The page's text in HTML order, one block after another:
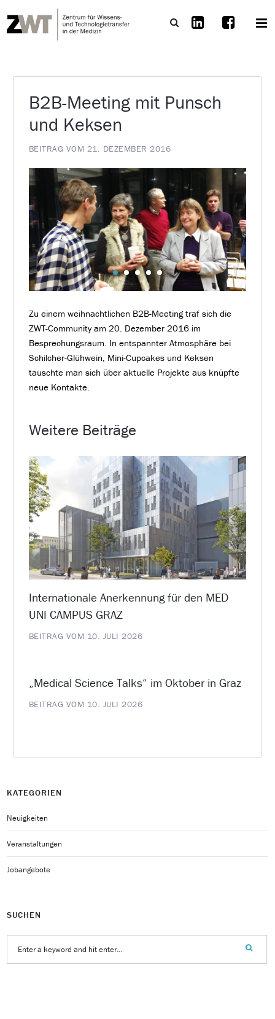
B2B-Meeting mit Punsch
und Keksen
BEITRAG VOM 21. DEZEMBER 2016
Zu einem weihnachtlichen B2B-Meeting traf sich die
ZWT-Community am 20. Dezember 2016 im
Besprechungsraum. In entspannter Atmosphäre bei
Schilcher-Glühwein, Mini-Cupcakes und Keksen
tauschte man sich über aktuelle Projekte aus knüpfte
neue Kontakte.
Weitere Beiträge
Internationale Anerkennung für den MED
UNI CAMPUS GRAZ
BEITRAG VOM 10. JULI 2026
„Medical Science Talks“ im Oktober in Graz
BEITRAG VOM 10. JULI 2026
KATEGORIEN
Neuigkeiten
Veranstaltungen
Jobangebote
SUCHEN